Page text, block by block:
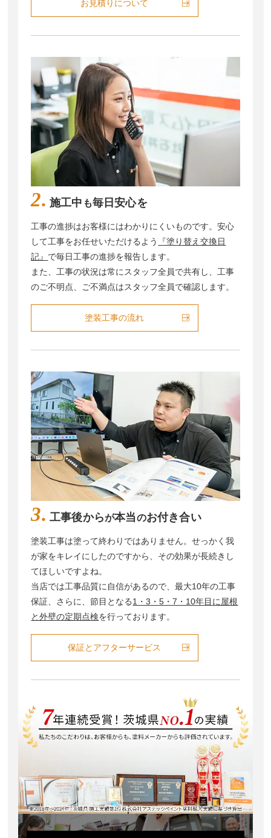
お見積りについて
2. 施工中 も毎日安心を
工事の進捗はお客様にはわかりにくいものです。安心
して工事をお任せいただけるよう
『塗り替え交換日
記』 で毎日工事の進捗を報告します。
また、工事の状況は常にスタッフ全員で共有し、工事
のご不明点、ご不満点はスタッフ全員で確認します。
塗装工事の流れ
3. 工事後からが本当のお付き合い
塗装工事は塗って終わりではありません。せっかく我
が家をキレイにしたのですから、その効果が⻑続きし
てほしいですよね。
当店では工事品質に自信があるので、最大10年の工事
保証、さらに、節目となる1・3・5・7・10年目に屋根
と外壁の定期点検を⾏っております。
保証とアフターサービス